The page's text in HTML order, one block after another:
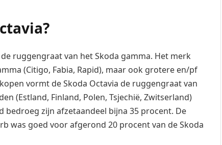
ruggengraat van het Skoda gamma. Het merk
(Citigo, Fabia, Rapid), maar ook grotere en/pf
vormt de Skoda Octavia de ruggengraat van
(Estland, Finland, Polen, Tsjechië, Zwitserland)
zijn afzetaandeel bijna 35 procent. De
was goed voor afgerond 20 procent van de Skoda